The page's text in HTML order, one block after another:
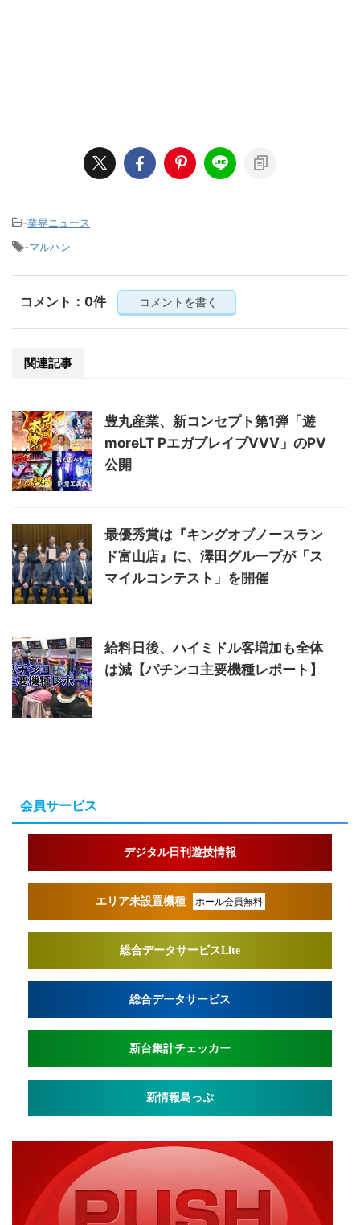
-業界ニュース
-マルハン
コメント：0件 コメントを書く
関連記事
豊丸産業、新コンセプト第1弾「遊
moreLT PエガブレイブVVV」のPV
公開
最優秀賞は『キングオブノースラン
ド富山店』に、澤田グループが「ス
マイルコンテスト」を開催
給料日後、ハイミドル客増加も全体
は減【パチンコ主要機種レポート】
会員サービス
デジタル日刊遊技情報
エリア未設置機種 ホール会員無料
総合データサービスLite
総合データサービス
新台集計チェッカー
新情報島っぷ